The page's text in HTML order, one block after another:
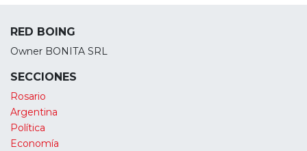
RED BOING
Owner BONITA SRL
SECCIONES
Rosario
Argentina
Política
Economía